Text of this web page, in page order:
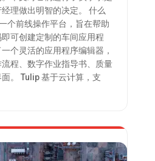
理做出明智的决定。 什么
个前线操作平台，旨在帮助
可创建定制的车间应用程
个灵活的应用程序编辑器，
程、数字作业指导书、质量
。 Tulip 基于云计算，支